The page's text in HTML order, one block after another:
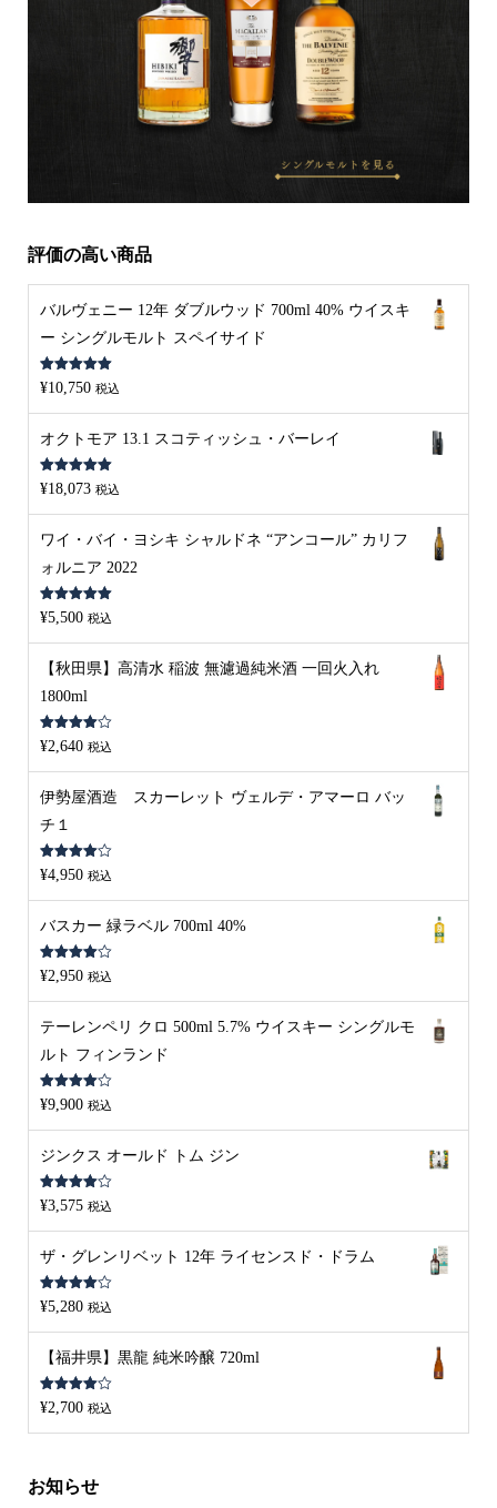
評価の高い商品
バルヴェニー 12年 ダブルウッド 700ml 40% ウイスキ
ー シングルモルト スペイサイド
5段階中5.00
の評価
¥10,750 税込
オクトモア 13.1 スコティッシュ・バーレイ
5段階中5.00
の評価
¥18,073 税込
ワイ・バイ・ヨシキ シャルドネ “アンコール” カリフ
ォルニア 2022
5段階中 5.00
の評価
¥5,500 税込
【秋田県】高清水 稲波 無濾過純米酒 一回火入れ
1800ml
5段階中
4.00の評
価
¥2,640 税込
伊勢屋酒造 スカーレット ヴェルデ・アマーロ バッ
チ１
5段階中
4.00の評
価
¥4,950 税込
バスカー 緑ラベル 700ml 40%
5段階中
4.00の評
価
¥2,950 税込
テーレンペリ クロ 500ml 5.7% ウイスキー シングルモ
ルト フィンランド
5段階中
4.00の評
価
¥9,900 税込
ジンクス オールド トム ジン
5段階中
4.00の評
価
¥3,575 税込
ザ・グレンリベット 12年 ライセンスド・ドラム
5段階中
4.00の評
価
¥5,280 税込
【福井県】黒龍 純米吟醸 720ml
5段階中
4.00の評
価
¥2,700 税込
お知らせ